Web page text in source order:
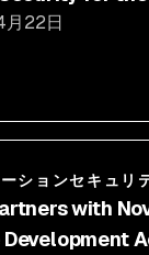
22日
ションセキュリ
with